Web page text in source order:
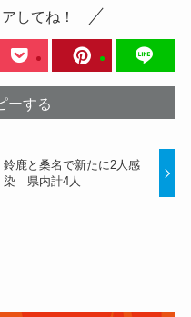
してね！
ーする
鈴鹿と桑名で新たに2人感
染 県内計4人